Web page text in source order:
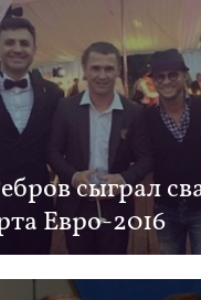
сыграл
Евро-2016